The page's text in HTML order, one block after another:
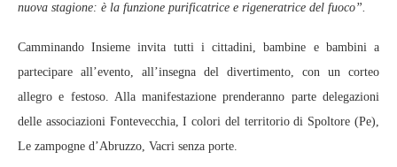
nuova stagione: è la funzione purificatrice e rigeneratrice del fuoco”.
Camminando Insieme invita tutti i cittadini, bambine e bambini a
partecipare all’evento, all’insegna del divertimento, con un corteo
allegro e festoso. Alla manifestazione prenderanno parte delegazioni
delle associazioni Fontevecchia, I colori del territorio di Spoltore (Pe),
Le zampogne d’Abruzzo, Vacri senza porte.